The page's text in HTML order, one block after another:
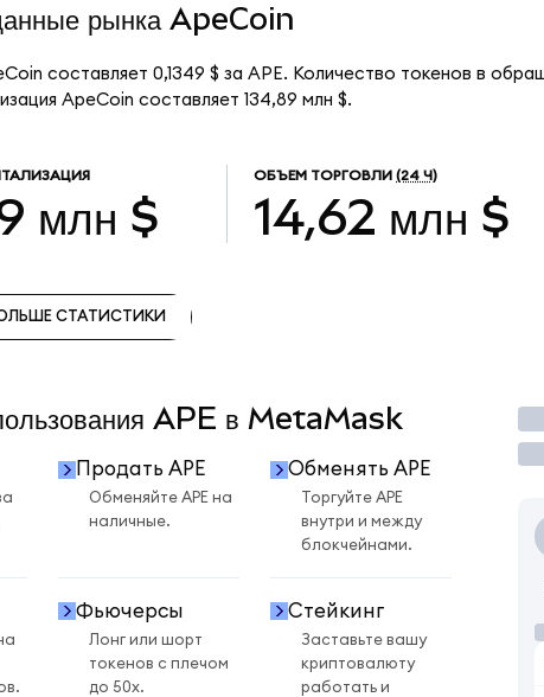
рынка ApeCoin
составляет 0,1349 $ за APE. Количество токенов в
ApeCoin составляет 134,89 млн $.
млн $
ОБЪЕМ ТОРГОВЛИ (24 Ч)
14,62 млн $
СТАТИСТИКИ
APE в MetaMask
Продать APE
Обменяйте APE на
наличные.
Обменять APE
Торгуйте APE
внутри и между
блокчейнами.
Фьючерсы
Лонг или шорт
токенов с плечом
до 50x.
Стейкинг
Заставьте вашу
криптовалюту
работать и